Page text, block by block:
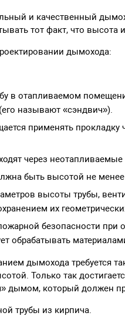
и качественный
тот факт, что
дымохода:
в отапливаемом
называют «сэндвич»).
применять
через неотапливаемые
быть высотой не
высоты трубы,
их
безопасности при
обрабатывать
дымохода требуется
Только так
дымом, который должен
трубы из кирпича.